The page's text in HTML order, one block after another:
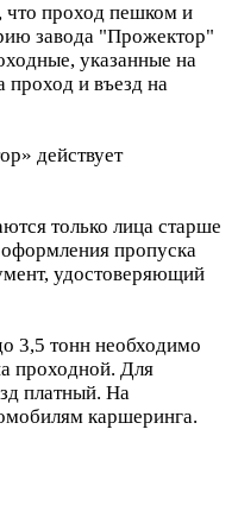
проход пешком и
завода "Прожектор"
указанные на
проход и въезд на
действует
только лица старше
пропуска
удостоверяющий
3,5 тонн необходимо
проходной. Для
платный. На
каршеринга.